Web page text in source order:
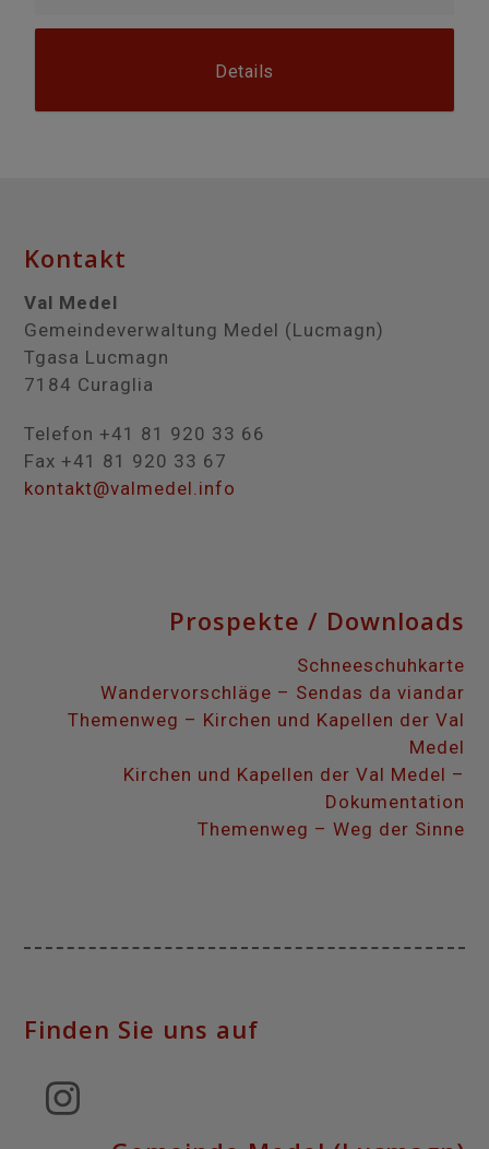
Details
Kontakt
Val Medel
Gemeindeverwaltung Medel (Lucmagn)
Tgasa Lucmagn
7184 Curaglia
Telefon +41 81 920 33 66
Fax +41 81 920 33 67
kontakt@valmedel.info
Prospekte / Downloads
Schneeschuhkarte
Wandervorschläge – Sendas da viandar
Themenweg – Kirchen und Kapellen der Val
Medel
Kirchen und Kapellen der Val Medel –
Dokumentation
Themenweg – Weg der Sinne
Finden Sie uns auf
Instagram